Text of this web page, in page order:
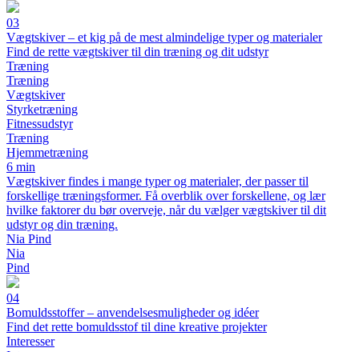
03
Vægtskiver – et kig på de mest almindelige typer og materialer
Find de rette vægtskiver til din træning og dit udstyr
Træning
Træning
Vægtskiver
Styrketræning
Fitnessudstyr
Træning
Hjemmetræning
6 min
Vægtskiver findes i mange typer og materialer, der passer til
forskellige træningsformer. Få overblik over forskellene, og lær
hvilke faktorer du bør overveje, når du vælger vægtskiver til dit
udstyr og din træning.
Nia Pind
Nia
Pind
04
Bomuldsstoffer – anvendelsesmuligheder og idéer
Find det rette bomuldsstof til dine kreative projekter
Interesser